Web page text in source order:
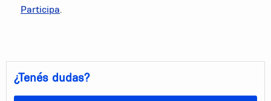
Participa.
¿Tenés dudas?